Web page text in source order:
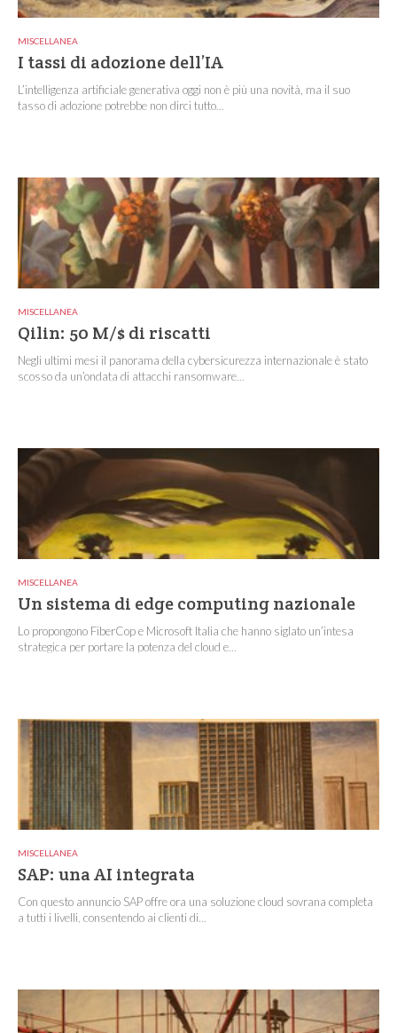
MISCELLANEA
I tassi di adozione dell’IA
L’intelligenza artificiale generativa oggi non è più una novità, ma il suo
tasso di adozione potrebbe non dirci tutto...
MISCELLANEA
Qilin: 50 M/$ di riscatti
Negli ultimi mesi il panorama della cybersicurezza internazionale è stato
scosso da un’ondata di attacchi ransomware...
MISCELLANEA
Un sistema di edge computing nazionale
Lo propongono FiberCop e Microsoft Italia che hanno siglato un’intesa
strategica per portare la potenza del cloud e...
MISCELLANEA
SAP: una AI integrata
Con questo annuncio SAP offre ora una soluzione cloud sovrana completa
a tutti i livelli, consentendo ai clienti di...